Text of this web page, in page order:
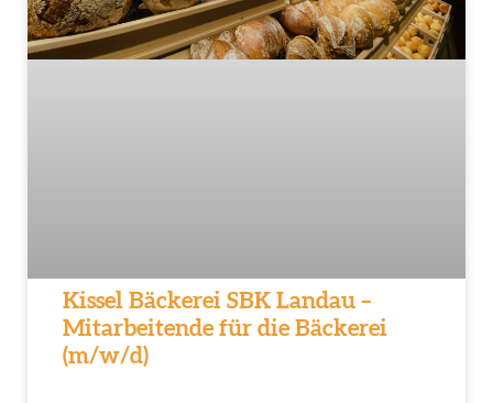
Kissel Bäckerei SBK Landau –
Mitarbeitende für die Bäckerei
(m/w/d)